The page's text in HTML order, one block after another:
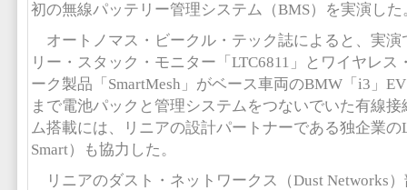
初の無線パッテリー管理システム（BMS）を実演した
オートノマス・ビークル・テック誌によると、実演
リー・スタック・モニター「LTC6811」とワイヤレス
ーク製品「SmartMesh」がベース車両のBMW「i3」
まで電池パックと管理システムをつないでいた有線
ム搭載には、リニアの設計パートナーである独企業
Smart）も協力した。
リニアのダスト・ネットワークス（Dust Networks